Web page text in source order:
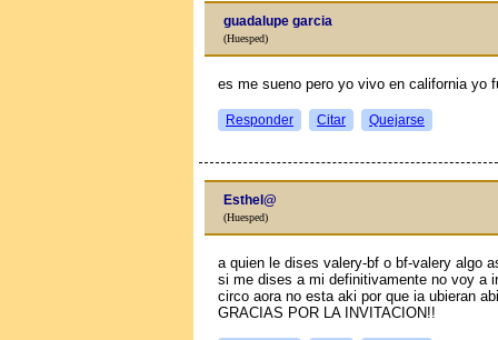
guadalupe garcia
(Huesped)
es me sueno pero yo vivo en california
Responder Citar Quejarse
Esthel@
(Huesped)
a quien le dises valery-bf o bf-valery algo
si me dises a mi definitivamente no voy a
circo aora no esta aki por que ia ubieran
GRACIAS POR LA INVITACION!!